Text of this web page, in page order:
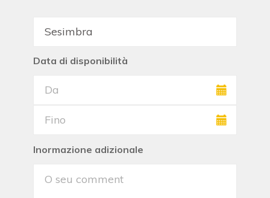
Data di disponibilità
Inormazione adizionale